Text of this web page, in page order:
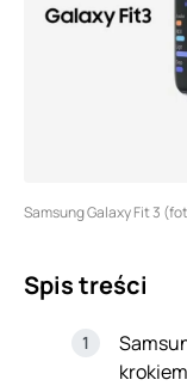
Samsung Galaxy Fit 3
Spis treści